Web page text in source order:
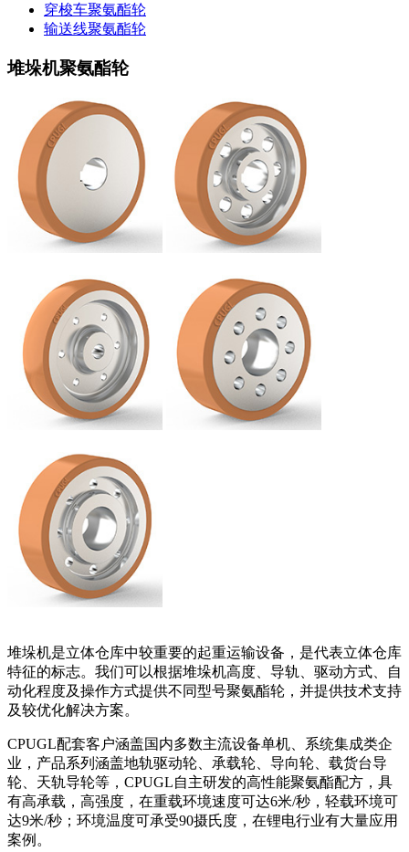
穿梭车聚氨酯轮
输送线聚氨酯轮
堆垛机聚氨酯轮
堆垛机是立体仓库中较重要的起重运输设备，是代表立体仓库
特征的标志。我们可以根据堆垛机高度、导轨、驱动方式、自
动化程度及操作方式提供不同型号聚氨酯轮，并提供技术支持
及较优化解决方案。
CPUGL配套客户涵盖国内多数主流设备单机、系统集成类企
业，产品系列涵盖地轨驱动轮、承载轮、导向轮、载货台导
轮、天轨导轮等，CPUGL自主研发的高性能聚氨酯配方，具
有高承载，高强度，在重载环境速度可达6米/秒，轻载环境可
达9米/秒；环境温度可承受90摄氏度，在锂电行业有大量应用
案例。